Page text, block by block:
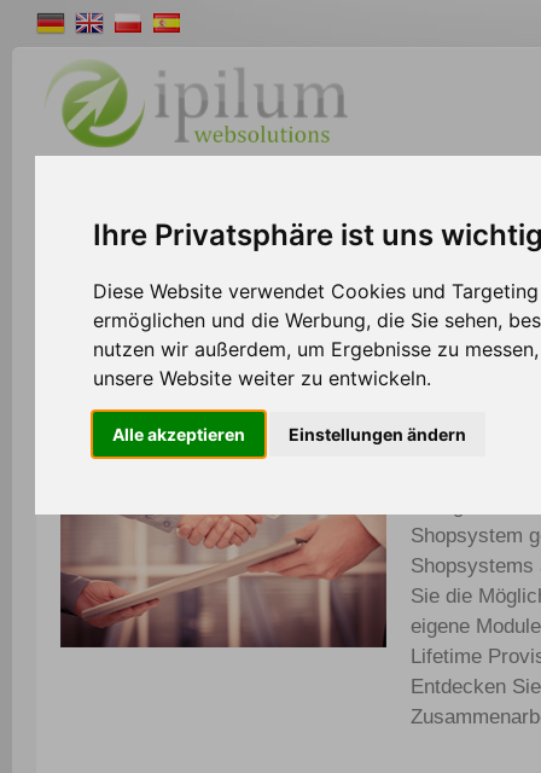
Ihre Privatsphäre ist uns
Diese Website verwendet Cookies und
ermöglichen und die Werbung, die Sie sehen,
nutzen wir außerdem, um Ergebnisse zu
unsere Website weiter zu entwickeln.
Alle akzeptieren Einstellungen ändern
>> Partner
Partner werden und attraktive Vorteile
Ipilum
Shopsystem
Shopsystems
Sie die
eigene
Lifetime
Entdecken